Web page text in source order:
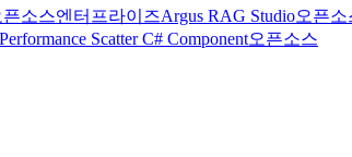
픈소스엔터프라이즈Argus RAG Studio오픈소
Scatter C# Component오픈소스